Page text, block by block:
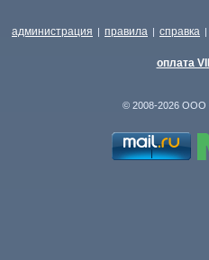
администрация | правила | справка |
оплата
© 2008-2026 ООО